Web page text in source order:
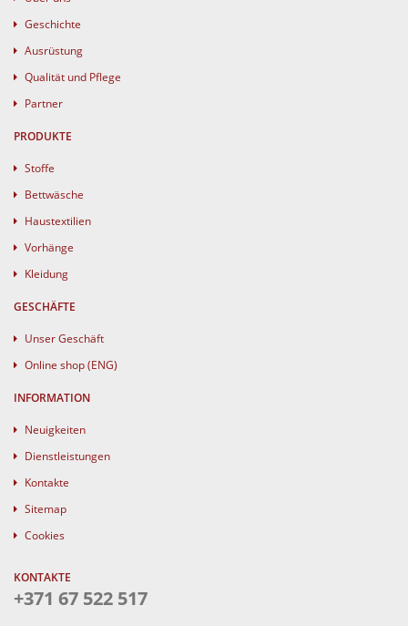
Geschichte
Ausrüstung
Qualität und Pflege
Partner
PRODUKTE
Stoffe
Bettwäsche
Haustextilien
Vorhänge
Kleidung
GESCHÄFTE
Unser Geschäft
Online shop (ENG)
INFORMATION
Neuigkeiten
Dienstleistungen
Kontakte
Sitemap
Cookies
KONTAKTE
+371 67 522 517